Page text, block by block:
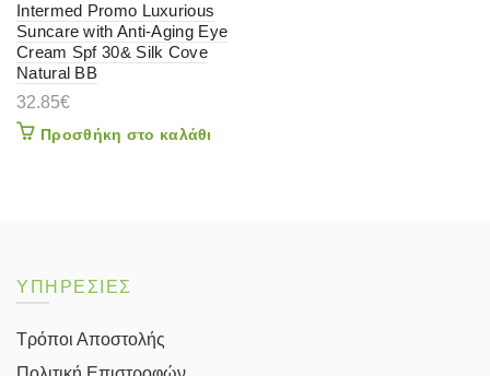
Intermed Promo Luxurious
Suncare with Anti-Aging Eye
Cream Spf 30& Silk Cove
Natural BB
32.85€
Προσθήκη στο καλάθι
ΥΠΗΡΕΣΙΕΣ
Τρόποι Αποστολής